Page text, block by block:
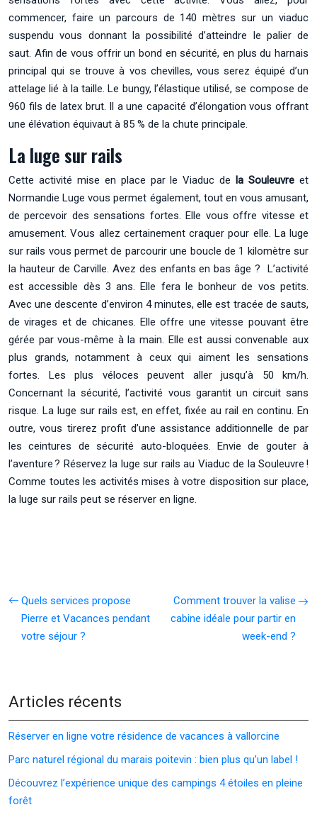
commencer, faire un parcours de 140 mètres sur un viaduc
suspendu vous donnant la possibilité d’atteindre le palier de
saut. Afin de vous offrir un bond en sécurité, en plus du harnais
principal qui se trouve à vos chevilles, vous serez équipé d’un
attelage lié à la taille. Le bungy, l’élastique utilisé, se compose de
960 fils de latex brut. Il a une capacité d’élongation vous offrant
une élévation équivaut à 85 % de la chute principale.
La luge sur rails
Cette activité mise en place par le Viaduc dela Souleuvre et
Normandie Luge vous permet également, tout en vous amusant,
de percevoir des sensations fortes. Elle vous offre vitesse et
amusement. Vous allez certainement craquer pour elle. La luge
sur rails vous permet de parcourir une boucle de 1 kilomètre sur
la hauteur de Carville. Avez des enfants en bas âge ? L’activité
est accessible dès 3 ans. Elle fera le bonheur de vos petits.
Avec une descente d’environ 4 minutes, elle est tracée de sauts,
de virages et de chicanes. Elle offre une vitesse pouvant être
gérée par vous-même à la main. Elle est aussi convenable aux
plus grands, notamment à ceux qui aiment les sensations
fortes. Les plus véloces peuvent aller jusqu’à 50 km/h.
Concernant la sécurité, l’activité vous garantit un circuit sans
risque. La luge sur rails est, en effet, fixée au rail en continu. En
outre, vous tirerez profit d’une assistance additionnelle de par
les ceintures de sécurité auto-bloquées. Envie de gouter à
l’aventure ? Réservez la luge sur rails au Viaduc de la Souleuvre !
Comme toutes les activités mises à votre disposition sur place,
la luge sur rails peut se réserver en ligne.
Quels services propose
Pierre et Vacances pendant
votre séjour ?
Comment trouver la valise
cabine idéale pour partir en
week-end ?
Articles récents
Réserver en ligne votre résidence de vacances à vallorcine
Parc naturel régional du marais poitevin : bien plus qu’un label !
Découvrez l’expérience unique des campings 4 étoiles en pleine
forêt